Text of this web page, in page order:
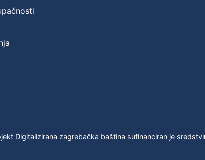
Digitalizirana zagrebačka baština sufinanciran je